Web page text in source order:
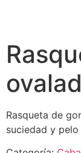
Rasqueta de
suciedad y